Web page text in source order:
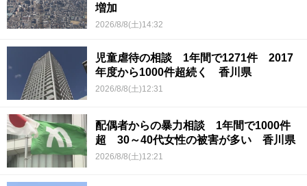
増加
2026/8/8(土)14:32
児童虐待の相談 1年間で1271件 2017
年度から1000件超続く 香川県
2026/8/8(土)12:31
配偶者からの暴力相談 1年間で1000件
超 30～40代女性の被害が多い 香川県
2026/8/8(土)12:21